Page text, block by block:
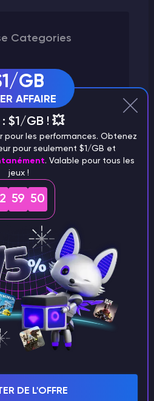
Categories
GB
AFFAIRE
$1/GB ! 💥
pour les performances. Obtenez
pour seulement $1/GB et
. Valable pour tous les
jeux !
59 50
DE L'OFFRE